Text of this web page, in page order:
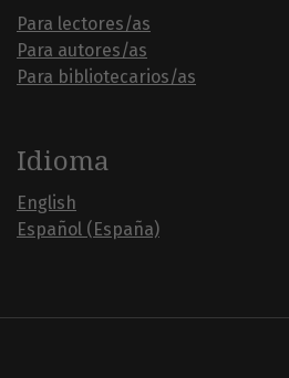
Para lectores/as
Para autores/as
Para bibliotecarios/as
Idioma
English
Español (España)